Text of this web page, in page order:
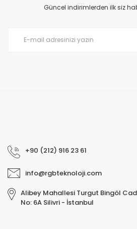
Ürün açıklamasında eksik bilgiler
Güncel indirimlerden ilk siz
+90 (212) 916 23 61
info@rgbteknoloji.com
Alibey Mahallesi Turgut Bingöl
No: 6A Silivri - İstanbul